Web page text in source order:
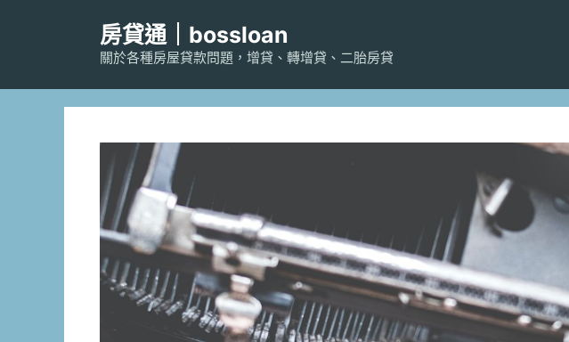
房貸通｜bossloan
關於各種房屋貸款問題，增貸、轉增貸、二胎房貸